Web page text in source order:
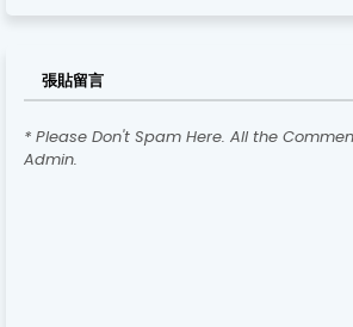
張貼留言
* Please Don't Spam Here. All the
Admin.